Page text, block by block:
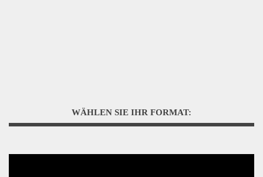
WÄHLEN SIE IHR FORMAT: